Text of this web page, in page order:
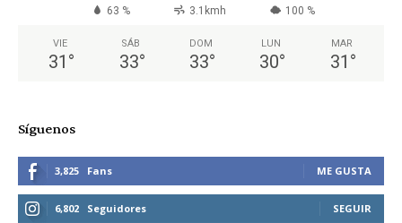
63 % 3.1kmh 100 %
VIE
31 °
SÁB
33°
DOM
33°
LUN
30°
MAR
31 °
Síguenos
3,825 Fans ME GUSTA
6,802 Seguidores SEGUIR